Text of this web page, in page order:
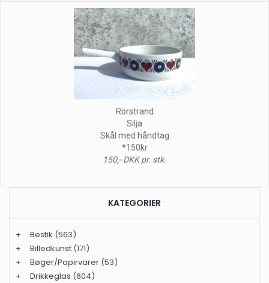
Rörstrand
Silja
Skål med håndtag
*150kr
150,- DKK pr. stk.
KATEGORIER
+ Bestik (563)
+
Billedkunst (171)
+
Bøger/Papirvarer (53)
+
Drikkeglas (604)